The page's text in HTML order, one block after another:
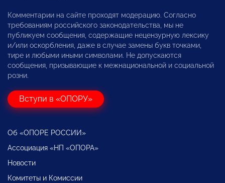
Комментарии на сайте проходят модерацию. Согласно
требованиям российского законодательства, мы не
публикуем сообщения, содержащие нецензурную лексику
и/или оскорбления, даже в случае замены букв точками,
тире и любыми иными символами. Не допускаются
сообщения, призывающие к межнациональной и социальной
розни.
Вступи в «ОПОРУ»
Об «ОПОРЕ РОССИИ»
Ассоциация «НП «ОПОРА»
Новости
Комитеты и Комиссии